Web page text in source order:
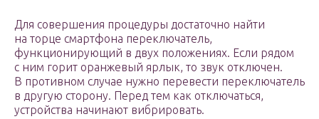
Для совершения процедуры достаточно найти
на торце смартфона переключатель,
функционирующий в двух положениях. Если рядом
с ним горит оранжевый ярлык, то звук отключен.
В противном случае нужно перевести переключатель
в другую сторону. Перед тем как отключаться,
устройства начинают вибрировать.